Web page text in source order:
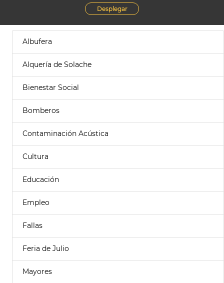
Desplegar
Albufera
Alquería de Solache
Bienestar Social
Bomberos
Contaminación Acústica
Cultura
Educación
Empleo
Fallas
Feria de Julio
Mayores